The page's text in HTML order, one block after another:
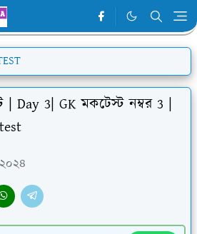
Day 3| GK মকটেস্ট নম্বর 3 |